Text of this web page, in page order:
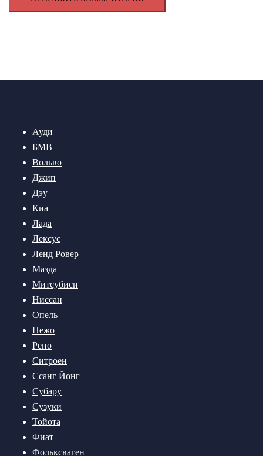
Ауди
БМВ
Вольво
Джип
Дэу
Киа
Лада
Лексус
Ленд Ровер
Мазда
Митсубиси
Ниссан
Опель
Пежо
Рено
Ситроен
Ссанг Йонг
Субару
Сузуки
Тойота
Фиат
Фольксваген